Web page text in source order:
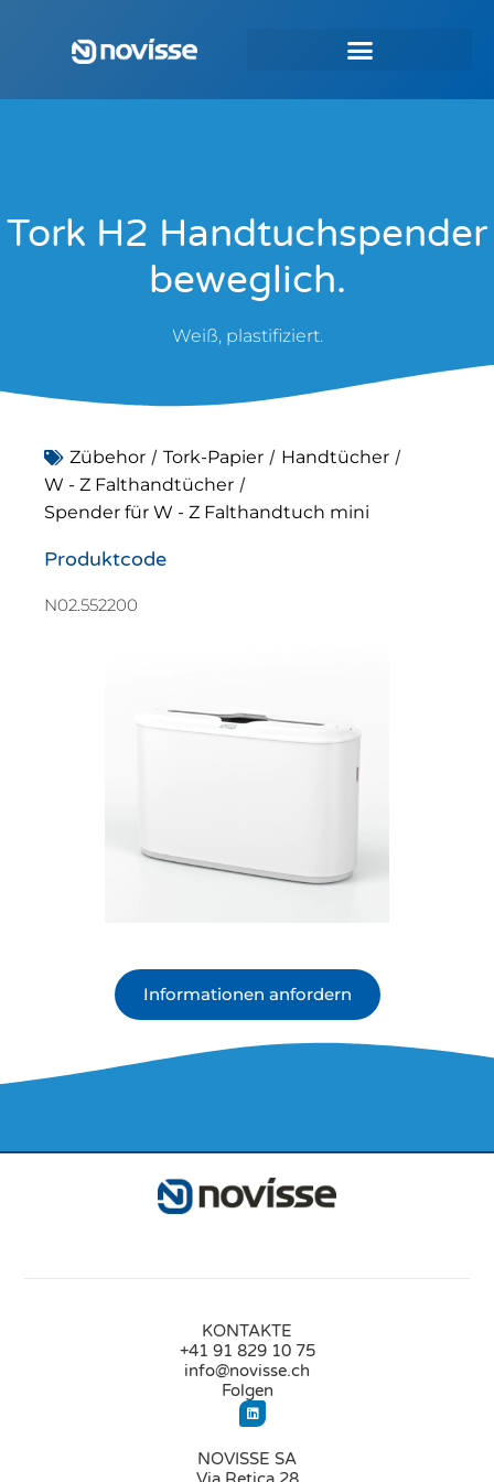
Tork H2 Handtuchspender
beweglich.
Weiß, plastifiziert.
Zübehor / Tork-Papier / Handtücher /
W - Z Falthandtücher /
Spender für W - Z Falthandtuch mini
Produktcode
N02.552200
Informationen anfordern
KONTAKTE
+41 91 829 10 75
info@novisse.ch
Folgen
NOVISSE SA